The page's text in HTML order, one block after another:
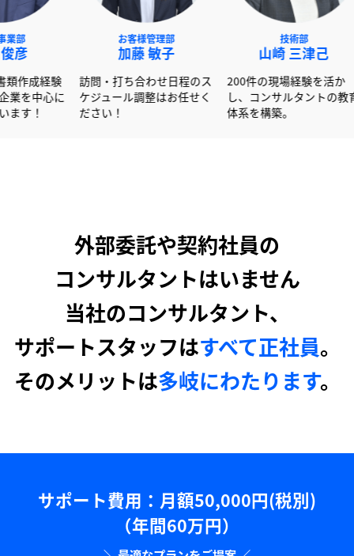
山崎
200件の現
し、コンサ
訪問・打ち合わせ日程のス
ケジュール調整はお任せく
社以上の書類作成経験
活かし大手企業を中心に
ポートしています！
外部委託や契約社員の
コンサルタントはいません
当社のコンサルタント、
サポートスタッフはすべて正社員。
そのメリットは多岐にわたります。
サポート費用：⽉額50,000円(税別)
（年間60万円）